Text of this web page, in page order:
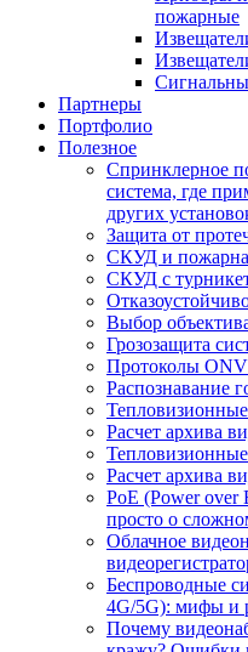
пожарные
Партнеры
Портфолио
Полезное
Спринклерное
система, где
других
Защита от
СКУД и
СКУД с
Выбор
Грозозащита
Протоколы
Распознавание
Расчет архива
Расчет архива
PoE (Power over
просто о
Облачное
Беспроводные
4G/5G): мифы и
Почему